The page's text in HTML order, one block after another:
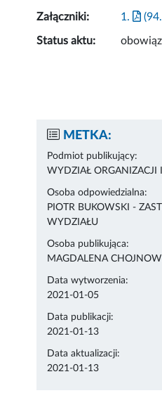
Załączniki: 1.
Status aktu:
METKA:
Podmiot publikujący:
WYDZIAŁ ORGANIZACJI
Osoba odpowiedzialna:
PIOTR BUKOWSKI -
WYDZIAŁU
Osoba publikująca:
MAGDALENA
Data wytworzenia:
2021-01-05
Data publikacji:
2021-01-13
Data aktualizacji:
2021-01-13